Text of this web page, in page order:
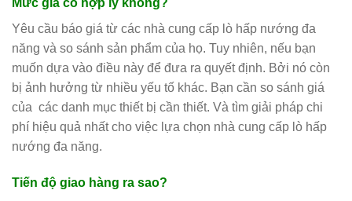
Mức giá có hợp lý không?
Yêu cầu báo giá từ các nhà cung cấp lò hấp nướng đa
năng và so sánh sản phẩm của họ. Tuy nhiên, nếu bạn
muốn dựa vào điều này để đưa ra quyết định. Bởi nó còn
bị ảnh hưởng từ nhiều yếu tố khác. Bạn cần so sánh giá
của các danh mục thiết bị cần thiết. Và tìm giải pháp chi
phí hiệu quả nhất cho việc lựa chọn nhà cung cấp lò hấp
nướng đa năng.
Tiến độ giao hàng ra sao?